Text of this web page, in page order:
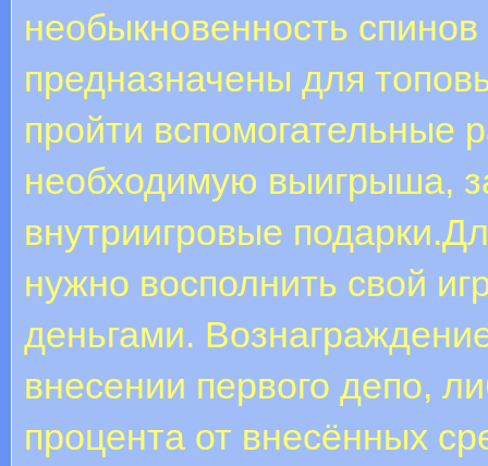
необыкновенность
предназначены для
пройти вспомогательные
необходимую выигрыша,
внутриигровые
нужно восполнить свой
деньгами.
внесении первого депо,
процента от внесённых